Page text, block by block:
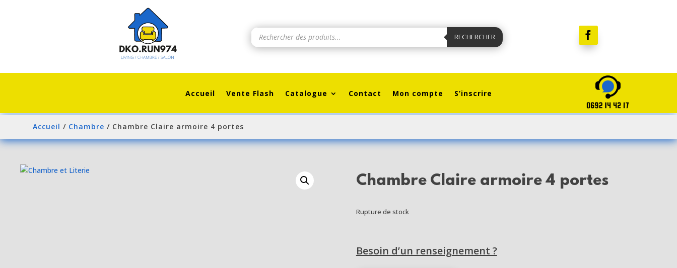
Recherche
produits
RECHERCHER
Accueil Vente Flash Catalogue Contact Mon compte S’inscrire
Accueil / Chambre / Chambre Claire armoire 4 portes
Chambre Claire armoire 4 portes
Rupture de stock
Besoin d’un renseignement ?